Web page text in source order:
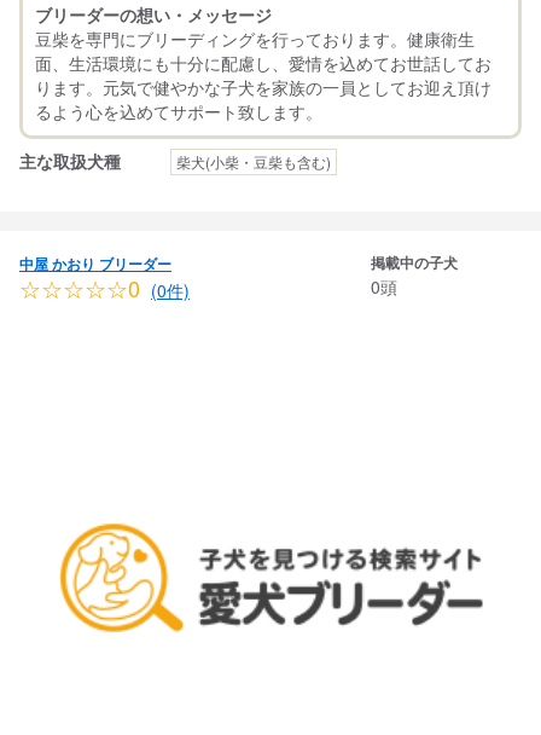
ブリーダーの想い・メッセージ
豆柴を専門にブリーディングを行っております。健康衛生
面、生活環境にも十分に配慮し、愛情を込めてお世話してお
ります。元気で健やかな子犬を家族の一員としてお迎え頂け
主な取扱犬種 柴犬(小柴・豆柴も含む)
中屋 かおり ブリーダー
☆☆☆☆☆0 (0件)
掲載中の子犬
0頭